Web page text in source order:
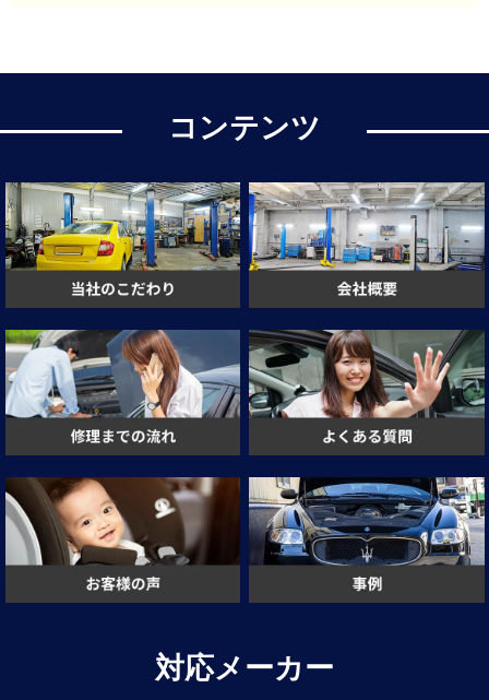
コンテンツ
対応メーカー